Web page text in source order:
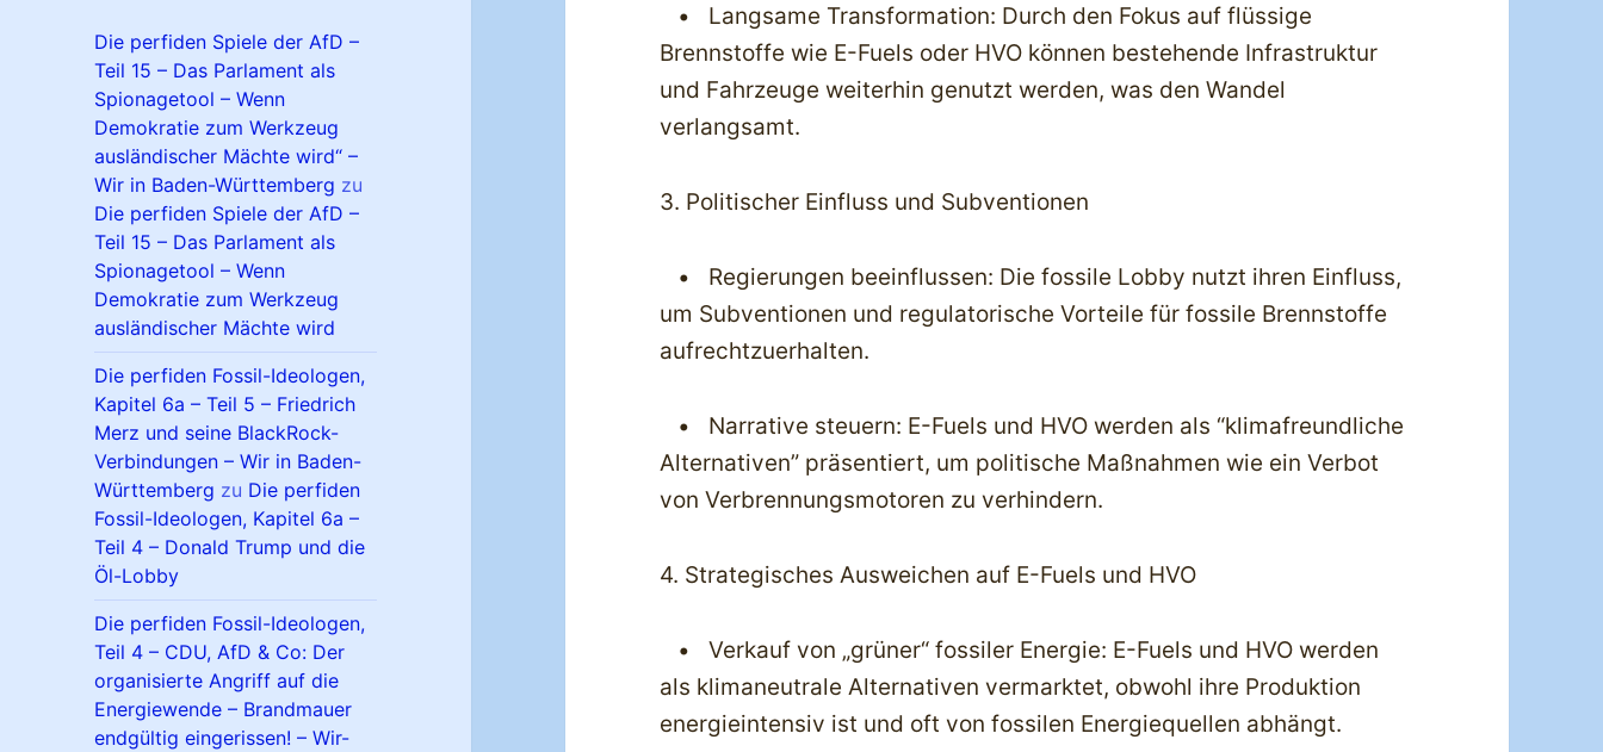
Die perfiden Spiele der AfD –
Teil 15 – Das Parlament als
Spionagetool – Wenn
Demokratie zum Werkzeug
ausländischer Mächte wird“ –
Wir in Baden-Württemberg zu
Die perfiden Spiele der AfD –
Teil 15 – Das Parlament als
Spionagetool – Wenn
Demokratie zum Werkzeug
ausländischer Mächte wird
Die perfiden Fossil-Ideologen,
Kapitel 6a – Teil 5 – Friedrich
Merz und seine BlackRock-
Verbindungen – Wir in Baden-
Württemberg zu Die perfiden
Fossil-Ideologen, Kapitel 6a –
Teil 4 – Donald Trump und die
Öl-Lobby
Die perfiden Fossil-Ideologen,
Teil 4 – CDU, AfD & Co: Der
organisierte Angriff auf die
Energiewende – Brandmauer
endgültig eingerissen! – Wir-
• Langsame Transformation: Durch den Fokus auf flüssige
Brennstoffe wie E-Fuels oder HVO können bestehende Infrastruktur
und Fahrzeuge weiterhin genutzt werden, was den Wandel
verlangsamt.
3. Politischer Einfluss und Subventionen
• Regierungen beeinflussen: Die fossile Lobby nutzt ihren Einfluss,
um Subventionen und regulatorische Vorteile für fossile Brennstoffe
aufrechtzuerhalten.
• Narrative steuern: E-Fuels und HVO werden als “klimafreundliche
Alternativen” präsentiert, um politische Maßnahmen wie ein Verbot
von Verbrennungsmotoren zu verhindern.
4. Strategisches Ausweichen auf E-Fuels und HVO
• Verkauf von „grüner“ fossiler Energie: E-Fuels und HVO werden
als klimaneutrale Alternativen vermarktet, obwohl ihre Produktion
energieintensiv ist und oft von fossilen Energiequellen abhängt.